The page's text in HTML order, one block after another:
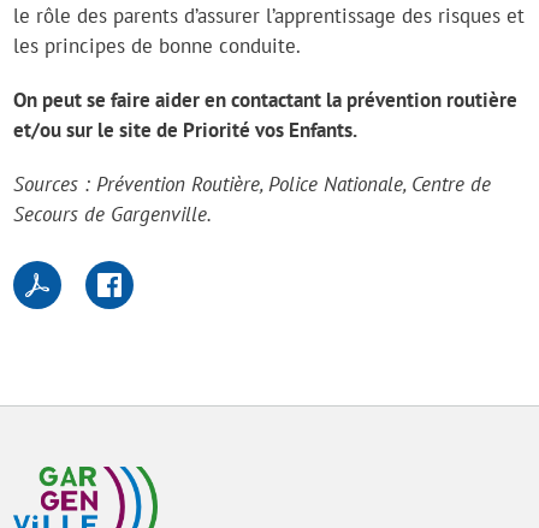
le rôle des parents d’assurer l’apprentissage des risques et
les principes de bonne conduite.
On peut se faire aider en contactant la prévention routière
et/ou sur le site de Priorité vos Enfants.
Sources : Prévention Routière, Police Nationale, Centre de
Secours de Gargenville.